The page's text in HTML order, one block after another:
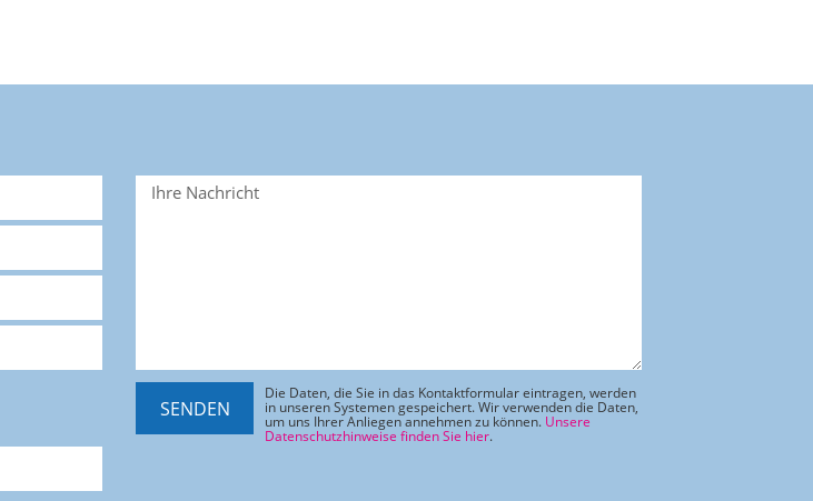
Die Daten, die Sie in das Kontaktformular eintragen, werden
in unseren Systemen gespeichert. Wir verwenden die Daten,
um uns Ihrer Anliegen annehmen zu können. Unsere
Datenschutzhinweise finden Sie hier.
SENDEN